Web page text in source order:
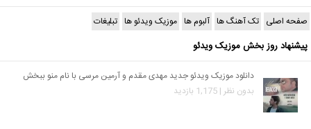
صفحه اصلی تک آهنگ ها آلبوم ها موزیک ویدئو ها تبلیغات
پیشنهاد روز بخش موزیک ویدئو
دانلود موزیک ویدئو جدید مهدی مقدم و آرمین مرسی با نام منو ببخش
بدون نظر | 1,175 بازدید